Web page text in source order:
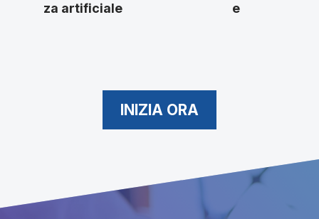
za artificiale
e
INIZIA ORA